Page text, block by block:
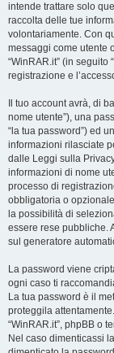
intende trattare solo
raccolta delle tue
volontariamente. Con
messaggi come utente
“WinRAR.it” (in seguito
registrazione e
Il tuo account avrà, di
nome utente”), una
“la tua password”) ed
informazioni rilasciate
dalle Leggi sulla
informazioni di nome
processo di
obbligatoria o
la possibilità di
essere rese pubbliche.
sul generatore
La password viene
ogni caso ti
La tua password è il
proteggila
“WinRAR.it”, phpBB o
Nel caso dimenticassi